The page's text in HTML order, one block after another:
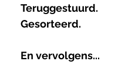
Teruggestuurd.
Gesorteerd.
En vervolgens...